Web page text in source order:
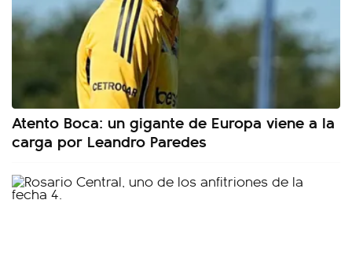
Atento Boca: un gigante de Europa viene a la
carga por Leandro Paredes